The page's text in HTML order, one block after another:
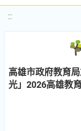
:::
高雄市政府教育
光」2026高雄教